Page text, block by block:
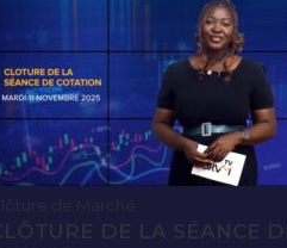
CLÔTURE DE LA SÉANCE